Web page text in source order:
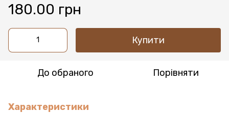
180.00 грн
Купити
До обраного Порівняти
Характеристики